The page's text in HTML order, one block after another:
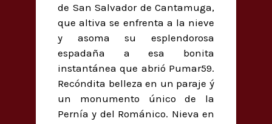
de San Salvador de Cantamuga,
que altiva se enfrenta a la nieve
y asoma su esplendorosa
espadaña a esa bonita
instantánea que abrió Pumar59.
Recóndita belleza en un paraje ý
un monumento único de la
Pernía y del Románico. Nieva en